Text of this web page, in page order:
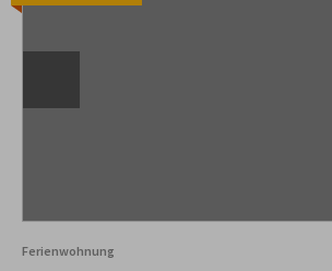
Ferienwohnung